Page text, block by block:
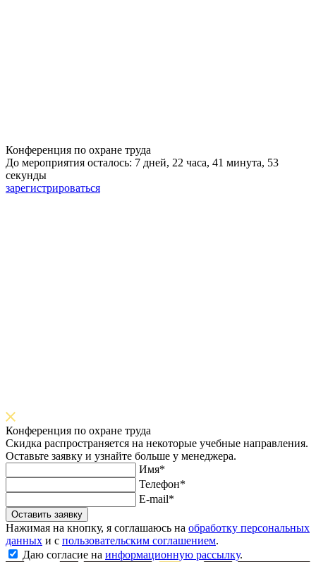
Конференция по охране труда
До мероприятия осталось: 7 дней, 22 часа, 41 минута, 52
секунды
зарегистрироваться
Конференция по охране труда
Скидка распространяется на некоторые учебные направления.
Оставьте заявку и узнайте больше у менеджера.
Имя*
Телефон*
E-mail*
Оставить заявку
Нажимая на кнопку, я соглашаюсь на обработку персональных
данных и с пользовательским соглашением.
Даю согласие на информационную рассылку.